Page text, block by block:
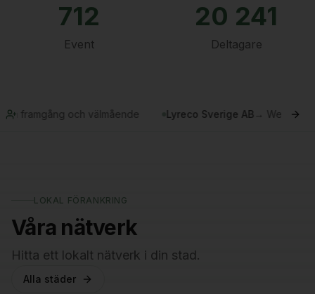
712
Event
20 241
Deltagare
→Webinar: BusinessYOU – Metoden för att bygga synlighet,
LOKAL FÖRANKRING
Våra nätverk
Hitta ett lokalt nätverk i din stad.
Alla städer